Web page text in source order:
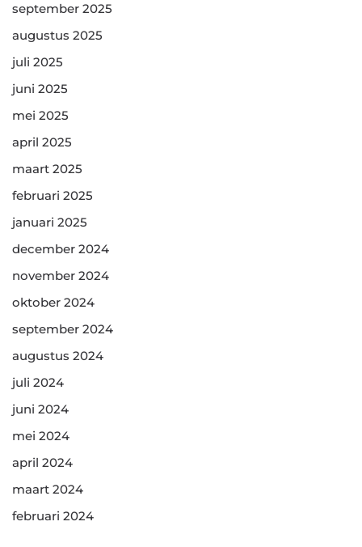
september 2025
augustus 2025
juli 2025
juni 2025
mei 2025
april 2025
maart 2025
februari 2025
januari 2025
december 2024
november 2024
oktober 2024
september 2024
augustus 2024
juli 2024
juni 2024
mei 2024
april 2024
maart 2024
februari 2024